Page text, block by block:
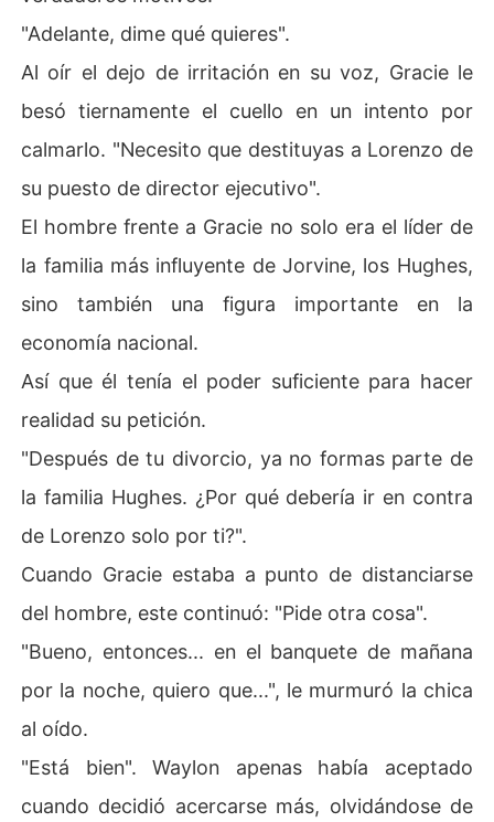
"Adelante, dime qué quieres".
Al oír el dejo de irritación en su voz, Gracie le
besó tiernamente el cuello en un intento por
calmarlo. "Necesito que destituyas a Lorenzo de
su puesto de director ejecutivo".
El hombre frente a Gracie no solo era el líder de
la familia más influyente de Jorvine, los Hughes,
sino también una figura importante en la
economía nacional.
Así que él tenía el poder suficiente para hacer
realidad su petición.
"Después de tu divorcio, ya no formas parte de
la familia Hughes. ¿Por qué debería ir en contra
de Lorenzo solo por ti?".
Cuando Gracie estaba a punto de distanciarse
del hombre, este continuó: "Pide otra cosa".
"Bueno, entonces... en el banquete de mañana
por la noche, quiero que...", le murmuró la chica
al oído.
"Está bien". Waylon apenas había aceptado
cuando decidió acercarse más, olvidándose de